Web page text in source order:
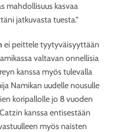
mahdollisuus kasvaa
jatkuvasta tuesta.”
ei peittele tyytyväisyyttään
valtavan onnellisia
kanssa myös tulevalla
Namikan uudelle nousulle
koripallolle jo 8 vuoden
kanssa entisestään
myös naisten